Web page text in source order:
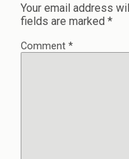
Your email address
fields are marked *
Comment *